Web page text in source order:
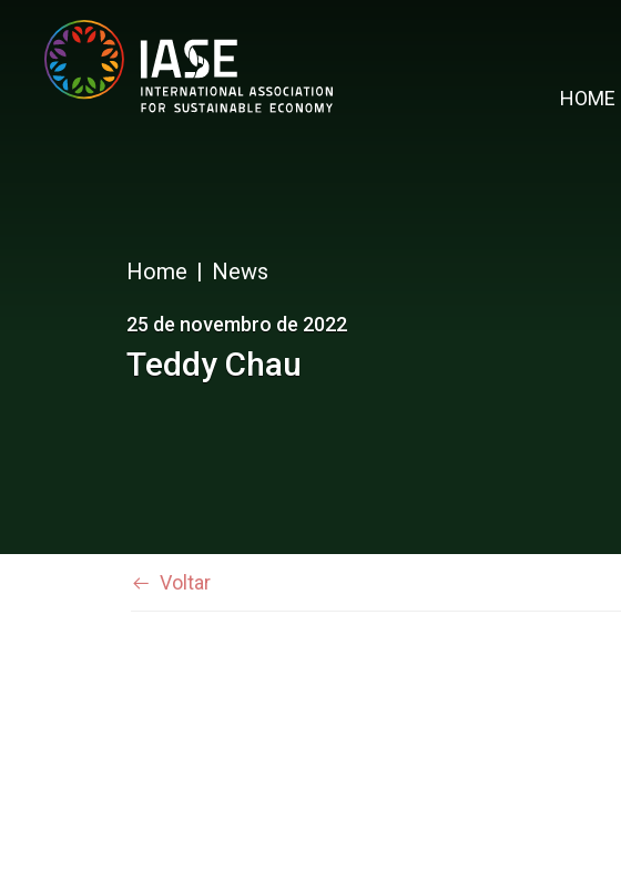
HOME
Home News
25 de novembro de 2022
Teddy Chau
Voltar